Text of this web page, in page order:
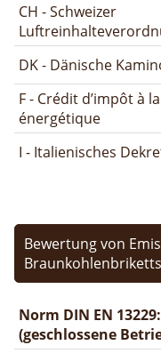
CH - Schweizer
DK - Dänische
F - Crédit d’impôt à
énergétique
I - Italienisches
Bewertung von
Braunkohlenbriketts
Norm DIN EN
(geschlossene